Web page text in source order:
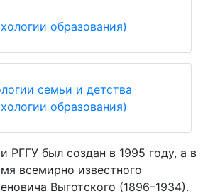
образования)
семьи и детства
образования)
РГГУ был создан в 1995 году, а в
всемирно известного
Выготского (1896–1934).